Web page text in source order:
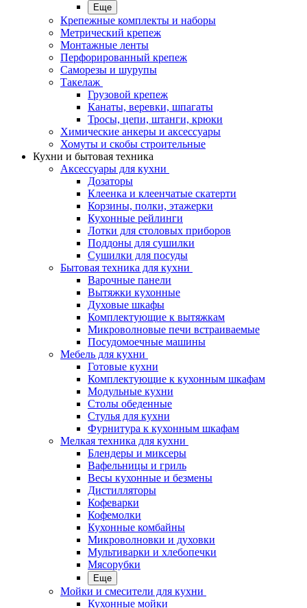
Еще
Крепежные комплекты и наборы
Метрический крепеж
Монтажные ленты
Перфорированный крепеж
Саморезы и шурупы
Такелаж
Грузовой крепеж
Канаты, веревки, шпагаты
Тросы, цепи, штанги, крюки
Химические анкеры и аксессуары
Хомуты и скобы строительные
Кухни и бытовая техника
Аксессуары для кухни
Дозаторы
Клеенка и клеенчатые скатерти
Корзины, полки, этажерки
Кухонные рейлинги
Лотки для столовых приборов
Поддоны для сушилки
Сушилки для посуды
Бытовая техника для кухни
Варочные панели
Вытяжки кухонные
Духовые шкафы
Комплектующие к вытяжкам
Микроволновые печи встраиваемые
Посудомоечные машины
Мебель для кухни
Готовые кухни
Комплектующие к кухонным шкафам
Модульные кухни
Столы обеденные
Стулья для кухни
Фурнитура к кухонным шкафам
Мелкая техника для кухни
Блендеры и миксеры
Вафельницы и гриль
Весы кухонные и безмены
Дистилляторы
Кофеварки
Кофемолки
Кухонные комбайны
Микроволновки и духовки
Мультиварки и хлебопечки
Мясорубки
Еще
Мойки и смесители для кухни
Кухонные мойки